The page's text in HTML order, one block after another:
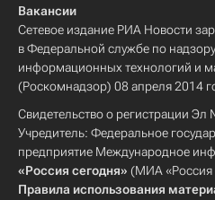
Вакансии
Сетевое издание РИА Новости
в Федеральной службе по
информационных технологий и
(Роскомнадзор) 08 апреля 2014
Свидетельство о регистрации
Учредитель: Федеральное
предприятие Международное
«Россия сегодня» (МИА «Россия
Правила использования